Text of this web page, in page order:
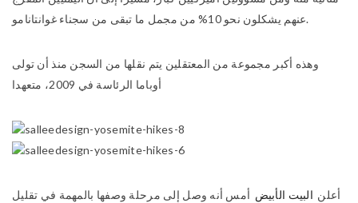
عنهم يشكلون نحو 10% من مجمل ما تبقى من سجناء غوانتانامو.
وهذه أكبر مجموعة من المعتقلين يتم نقلها من السجن منذ أن تولى
أوباما الرئاسة في 2009، متعهدا
أعلن البيت الأبيض أمس أنه وصل إلى مرحلة وصفها بالمهمة في تقليل